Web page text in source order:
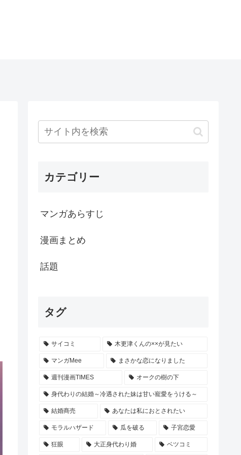
カテゴリー
マンガあらすじ
漫画まとめ
話題
タグ
サイコミ 木更津くんの××が見たい
マンガMee まさかな恋になりました
週刊漫画TIMES オークの樹の下
身代わりの結婚～冷遇された妹は甘い寵愛をうける～
結婚商売 あなたは私におとされたい
モラルハザード 瓜を破る 子宮恋愛
狂眼 大正身代わり婚 ベツコミ